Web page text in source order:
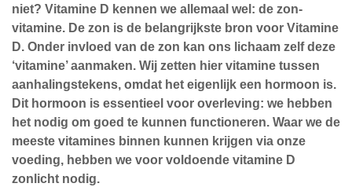
niet? Vitamine D kennen we allemaal wel: de zon-
vitamine. De zon is de belangrijkste bron voor Vitamine
D. Onder invloed van de zon kan ons lichaam zelf deze
‘vitamine’ aanmaken. Wij zetten hier vitamine tussen
aanhalingstekens, omdat het eigenlijk een hormoon is.
Dit hormoon is essentieel voor overleving: we hebben
het nodig om goed te kunnen functioneren. Waar we de
meeste vitamines binnen kunnen krijgen via onze
voeding, hebben we voor voldoende vitamine D
zonlicht nodig.